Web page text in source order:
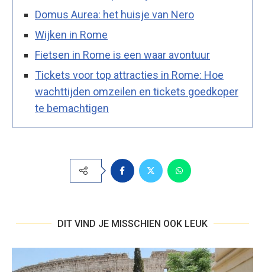
Domus Aurea: het huisje van Nero
Wijken in Rome
Fietsen in Rome is een waar avontuur
Tickets voor top attracties in Rome: Hoe
wachttijden omzeilen en tickets goedkoper
te bemachtigen
DIT VIND JE MISSCHIEN OOK LEUK